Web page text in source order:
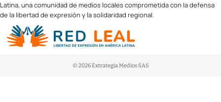
Latina, una comunidad de medios locales comprometida con la defensa
de la libertad de expresión y la solidaridad regional.
© 2026 Extrategia Medios SAS